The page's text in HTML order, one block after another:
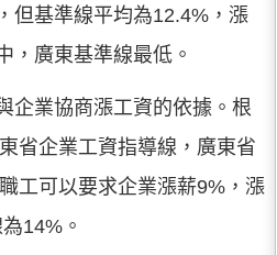
但基準線平均為12.4%，漲
，廣東基準線最低。
企業協商漲工資的依據。根
省企業工資指導線，廣東省
工可以要求企業漲薪9%，漲
14%。